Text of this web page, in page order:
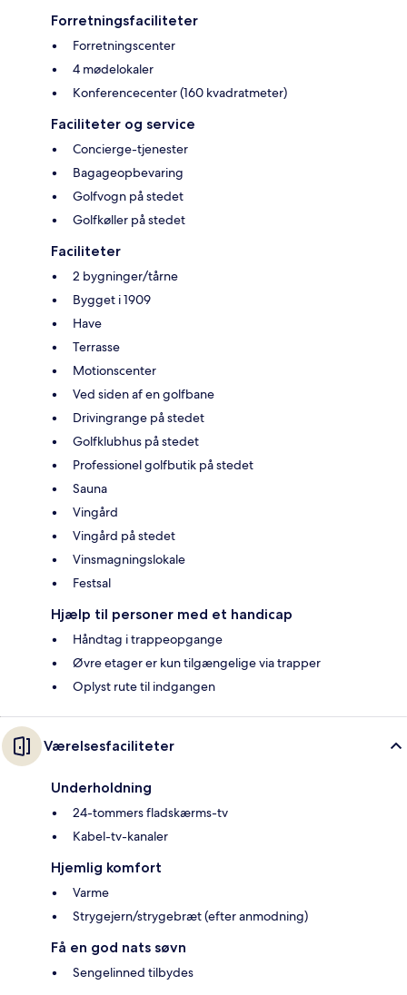
Forretningsfaciliteter
Forretningscenter
4 mødelokaler
Konferencecenter (160 kvadratmeter)
Faciliteter og service
Concierge-tjenester
Bagageopbevaring
Golfvogn på stedet
Golfkøller på stedet
Faciliteter
2 bygninger/tårne
Bygget i 1909
Have
Terrasse
Motionscenter
Ved siden af en golfbane
Drivingrange på stedet
Golfklubhus på stedet
Professionel golfbutik på stedet
Sauna
Vingård
Vingård på stedet
Vinsmagningslokale
Festsal
Hjælp til personer med et handicap
Håndtag i trappeopgange
Øvre etager er kun tilgængelige via trapper
Oplyst rute til indgangen
Værelsesfaciliteter
Underholdning
24-tommers fladskærms-tv
Kabel-tv-kanaler
Hjemlig komfort
Varme
Strygejern/strygebræt (efter anmodning)
Få en god nats søvn
Sengelinned tilbydes